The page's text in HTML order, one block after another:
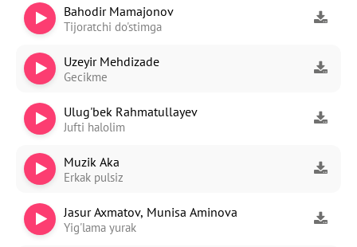
Bahodir Mamajonov
Tijoratchi do'stimga
Uzeyir Mehdizade
Gecikme
Ulug'bek Rahmatullayev
Jufti halolim
Muzik Aka
Erkak pulsiz
Jasur Axmatov, Munisa Aminova
Yig'lama yurak